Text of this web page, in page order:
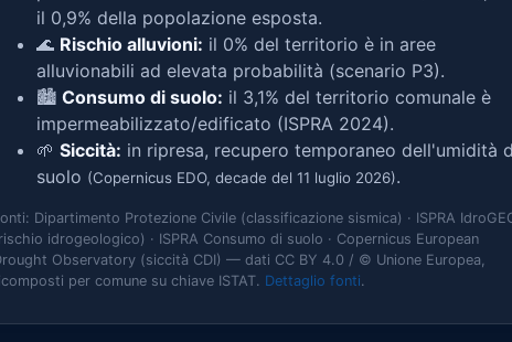
il 0,9% della popolazione esposta.
🌊 Rischio alluvioni: il 0% del territorio è in aree
alluvionabili ad elevata probabilità (scenario P3).
🏙️ Consumo di suolo: il 3,1% del territorio comunale è
impermeabilizzato/edificato (ISPRA 2024).
🌱 Siccità: in ripresa, recupero temporaneo dell'umidità
suolo (Copernicus EDO, decade del 11 luglio 2026).
Dipartimento Protezione Civile (classificazione sismica) · ISPRA
idrogeologico) · ISPRA Consumo di suolo · Copernicus European
Observatory (siccità CDI) — dati CC BY 4.0 / © Unione Europea,
per comune su chiave ISTAT. Dettaglio fonti.